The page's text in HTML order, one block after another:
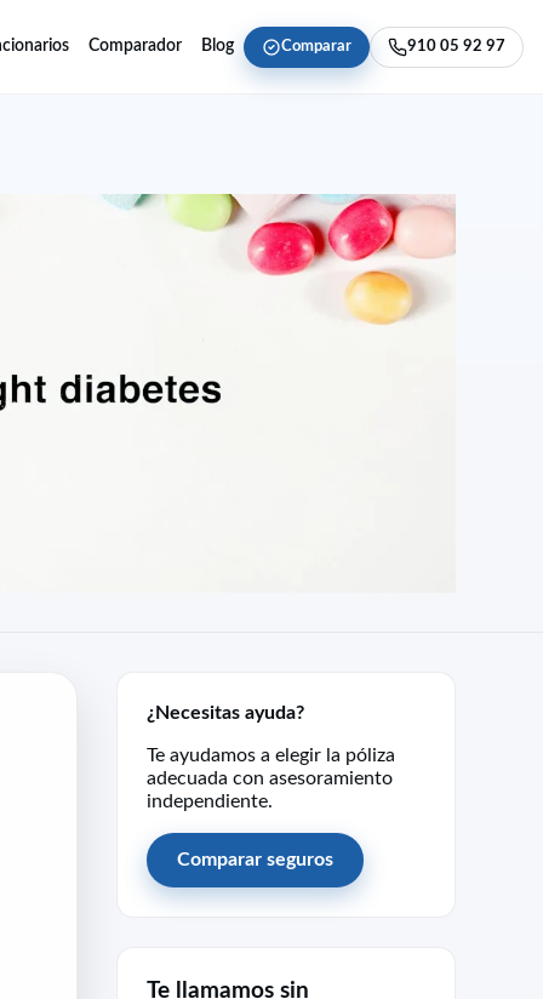
Comparador Blog Comparar 910 05 92 97
¿Necesitas ayuda?
Te ayudamos a elegir la póliza
adecuada con asesoramiento
independiente.
Comparar seguros
Te llamamos sin